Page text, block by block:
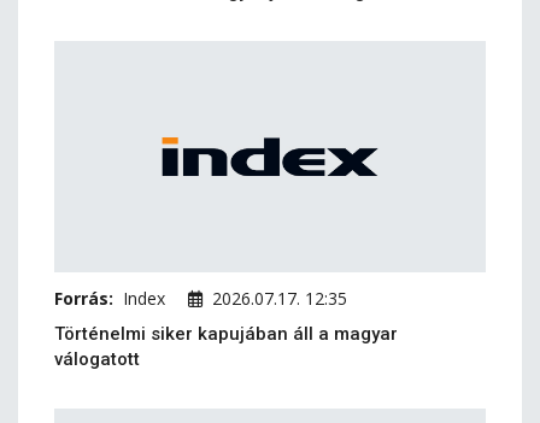
Forrás: Index 2026.07.17. 12:35
Történelmi siker kapujában áll a magyar
válogatott